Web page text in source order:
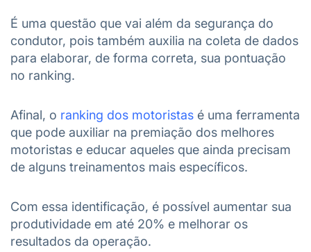
É uma questão que vai além da segurança do
condutor, pois também auxilia na coleta de dados
para elaborar, de forma correta, sua pontuação
no ranking.
Afinal, o ranking dos motoristas é uma ferramenta
que pode auxiliar na premiação dos melhores
motoristas e educar aqueles que ainda precisam
de alguns treinamentos mais específicos.
Com essa identificação, é possível aumentar sua
produtividade em até 20% e melhorar os
resultados da operação.